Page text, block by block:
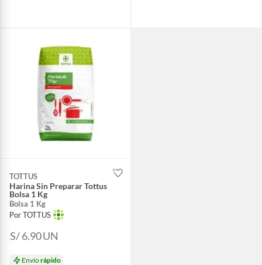
TOTTUS
Harina Sin Preparar Tottus
Bolsa 1 Kg
Bolsa 1 Kg
Por TOTTUS
S/ 6.90UN
Envíorápido